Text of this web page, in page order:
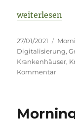
„Morning
weiterlesen
Veröffentlicht
am
27/01/2021
Digitalisierung,
Krankenhäuser,
Kommentarzu
27.